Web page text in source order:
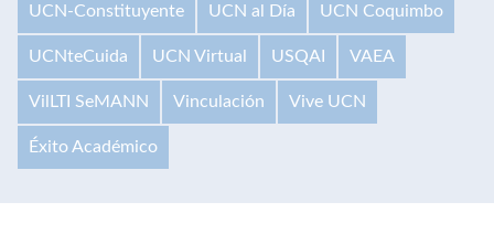
UCN-Constituyente UCN al Día UCN Coquimbo
UCNteCuida UCN Virtual USQAI VAEA
VilLTI SeMANN Vinculación Vive UCN
Éxito Académico